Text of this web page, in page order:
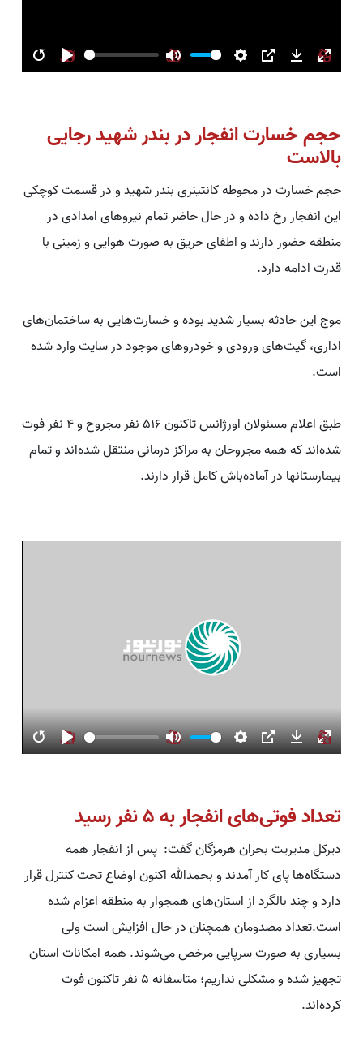
RestartPlay Mute Settings
PIP Download
Enter
حجم خسارت انفجار در بندر شهید رجایی
بالاست
حجم خسارت در محوطه کانتینری بندر شهید و در قسمت کوچکی
این انفجار رخ داده و در حال حاضر تمام نیروهای امدادی در
منطقه حضور دارند و اطفای حریق به صورت هوایی و زمینی با
قدرت ادامه دارد.
موج این حادثه بسیار شدید بوده و خسارت‌هایی به ساختمان‌های
اداری، گیت‌های ورودی و خودروهای موجود در سایت وارد شده
است.
طبق اعلام مسئولان اورژانس تاکنون ۵۱۶ نفر مجروح و ۴ نفر فوت
شده‌اند که همه مجروحان به مراکز درمانی منتقل شده‌اند و تمام
بیمارستانها در آماده‌باش کامل قرار دارند.
RestartPlay Mute Settings
PIP Download
Enter
تعداد فوتی‌های انفجار به ۵ نفر رسید
دیرکل مدیریت بحران هرمزگان گفت: پس از انفجار همه
دستگاه‌ها پای کار آمدند و بحمدالله اکنون اوضاع تحت کنترل قرار
دارد و چند بالگرد از استان‌های همجوار به منطقه اعزام شده
است.تعداد مصدومان همچنان در حال افزایش است ولی
بسیاری به صورت سرپایی مرخص می‌شوند. همه امکانات استان
تجهیز شده و مشکلی نداریم؛ متاسفانه ۵ نفر تاکنون فوت
کرده‌اند.